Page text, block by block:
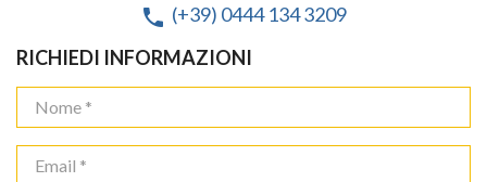
phone (+39) 0444 134 3209
RICHIEDI INFORMAZIONI